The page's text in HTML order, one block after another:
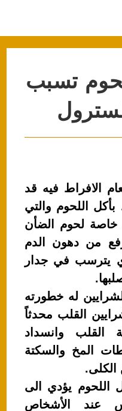
تسبب
الافراط فيه قد
اللحوم والتي
خاصة لحوم الضأن
من دهون الدم
يترسب في جدار
له خطورته
القلب محدثاً
القلب وانسداد
المخ والسكتة
الكلى.
اللحوم يؤدي الى
عند الأشخاص